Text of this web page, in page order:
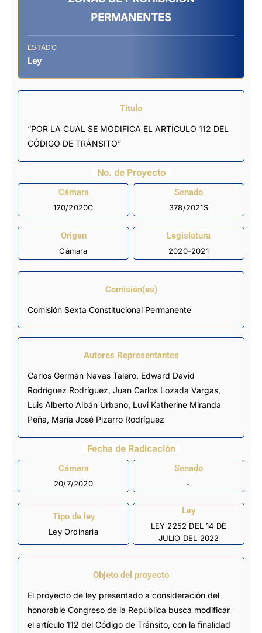
PERMANENTES
ESTADO
Ley
Título
“POR LA CUAL SE MODIFICA EL ARTÍCULO 112 DEL
CÓDIGO DE TRÁNSITO”
No. de Proyecto
Cámara
120/2020C
Senado
378/2021S
Origen
Cámara
Legislatura
2020-2021
Comisión(es)
Comisión Sexta Constitucional Permanente
Autores Representantes
Carlos Germán Navas Talero, Edward David
Rodríguez Rodríguez, Juan Carlos Lozada Vargas,
Luis Alberto Albán Urbano, Luvi Katherine Miranda
Peña, María José Pizarro Rodríguez
Fecha de Radicación
Cámara
20/7/2020
Senado
-
Tipo de ley
Ley Ordinaria
Ley
LEY 2252 DEL 14 DE
JULIO DEL 2022
Objeto del proyecto
El proyecto de ley presentado a consideración del
honorable Congreso de la República busca modificar
el artículo 112 del Código de Tránsito, con la finalidad